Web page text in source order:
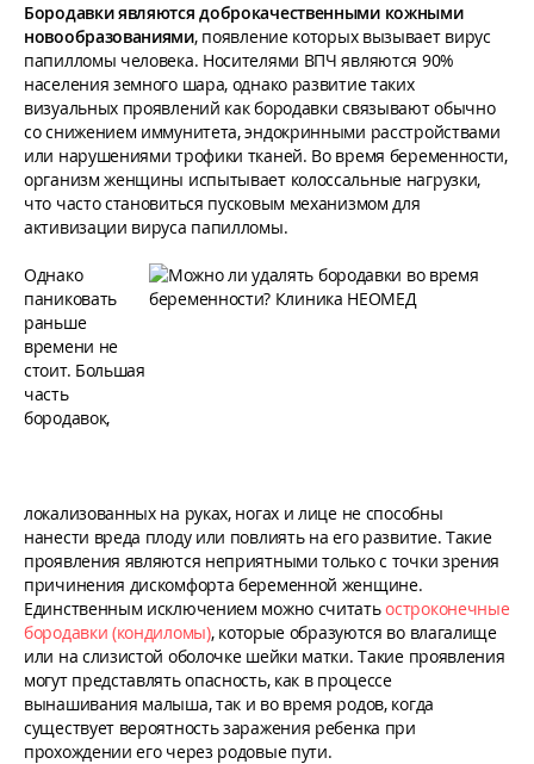
Бородавки являются доброкачественными кожными
новообразованиями, появление которых вызывает вирус
папилломы человека. Носителями ВПЧ являются 90%
населения земного шара, однако развитие таких
визуальных проявлений как бородавки связывают обычно
со снижением иммунитета, эндокринными расстройствами
или нарушениями трофики тканей. Во время беременности,
организм женщины испытывает колоссальные нагрузки,
что часто становиться пусковым механизмом для
активизации вируса папилломы.
Однако
паниковать
раньше
времени не
стоит. Большая
часть
бородавок,
локализованных на руках, ногах и лице не способны
нанести вреда плоду или повлиять на его развитие. Такие
проявления являются неприятными только с точки зрения
причинения дискомфорта беременной женщине.
Единственным исключением можно считатьостроконечные
бородавки (кондиломы), которые образуются во влагалище
или на слизистой оболочке шейки матки. Такие проявления
могут представлять опасность, как в процессе
вынашивания малыша, так и во время родов, когда
существует вероятность заражения ребенка при
прохождении его через родовые пути.